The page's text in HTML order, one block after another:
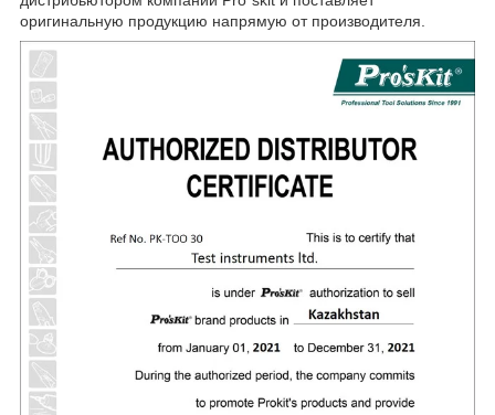
оригинальную продукцию напрямую от производителя.